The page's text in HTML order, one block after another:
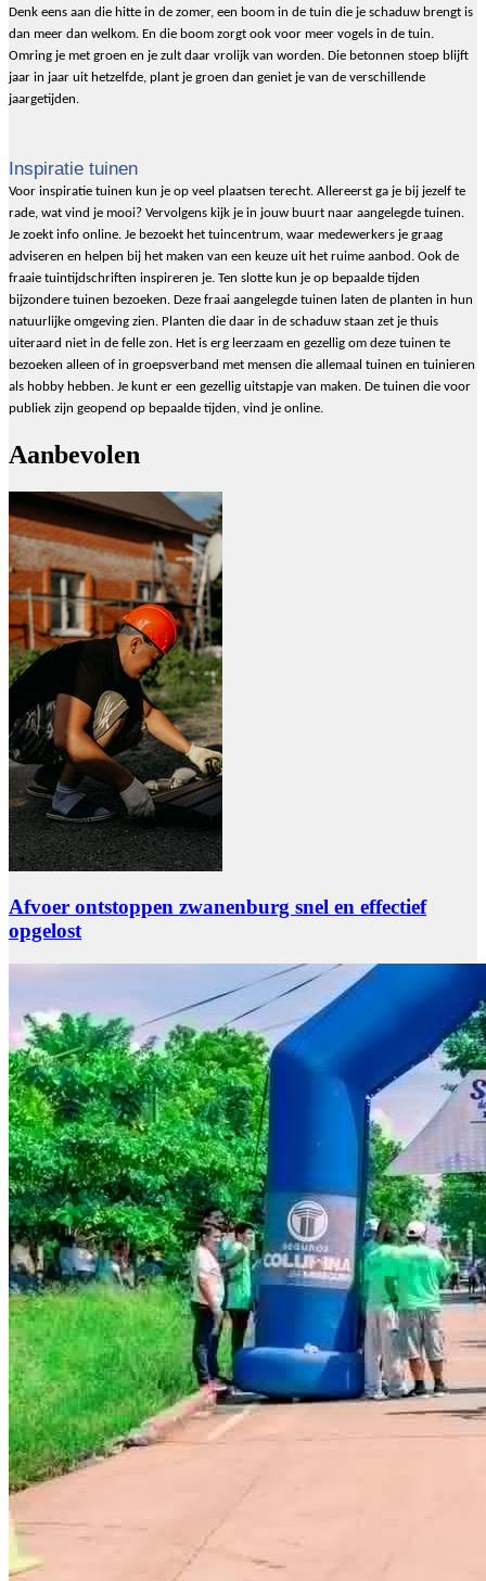
Denk eens aan die hitte in de zomer, een boom in de tuin die je schaduw brengt is
dan meer dan welkom. En die boom zorgt ook voor meer vogels in de tuin.
Omring je met groen en je zult daar vrolijk van worden. Die betonnen stoep blijft
jaar in jaar uit hetzelfde, plant je groen dan geniet je van de verschillende
jaargetijden.
Inspiratie tuinen
Voor inspiratie tuinen kun je op veel plaatsen terecht. Allereerst ga je bij jezelf te
rade, wat vind je mooi? Vervolgens kijk je in jouw buurt naar aangelegde tuinen.
Je zoekt info online. Je bezoekt het tuincentrum, waar medewerkers je graag
adviseren en helpen bij het maken van een keuze uit het ruime aanbod. Ook de
fraaie tuintijdschriften inspireren je. Ten slotte kun je op bepaalde tijden
bijzondere tuinen bezoeken. Deze fraai aangelegde tuinen laten de planten in hun
natuurlijke omgeving zien. Planten die daar in de schaduw staan zet je thuis
uiteraard niet in de felle zon. Het is erg leerzaam en gezellig om deze tuinen te
bezoeken alleen of in groepsverband met mensen die allemaal tuinen en tuinieren
als hobby hebben. Je kunt er een gezellig uitstapje van maken. De tuinen die voor
publiek zijn geopend op bepaalde tijden, vind je online.
Aanbevolen
Afvoer ontstoppen zwanenburg snel en effectief
opgelost